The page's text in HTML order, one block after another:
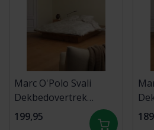
Marc O'Polo Svali
Dekbedovertrek
Oatmeal 240x200/220
199,95